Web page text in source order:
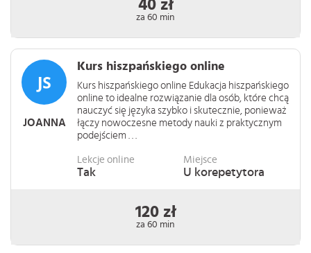
40 zł
za 60 min
JOANNA
Kurs hiszpańskiego online
Kurs hiszpańskiego online Edukacja hiszpańskiego
online to idealne rozwiązanie dla osób, które chcą
nauczyć się języka szybko i skutecznie, ponieważ
łączy nowoczesne metody nauki z praktycznym
podejściem . . .
Lekcje online
Tak
Miejsce
U korepetytora
120 zł
za 60 min